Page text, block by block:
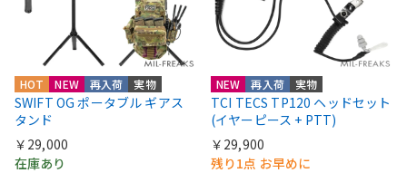
HOT NEW 再入荷 実物
SWIFT OG ポータブル ギアス
タンド
￥29,000
在庫あり
NEW 再入荷 実物
TCI TECS TP120 ヘッドセット
(イヤーピース + PTT)
￥29,900
残り1点 お早めに